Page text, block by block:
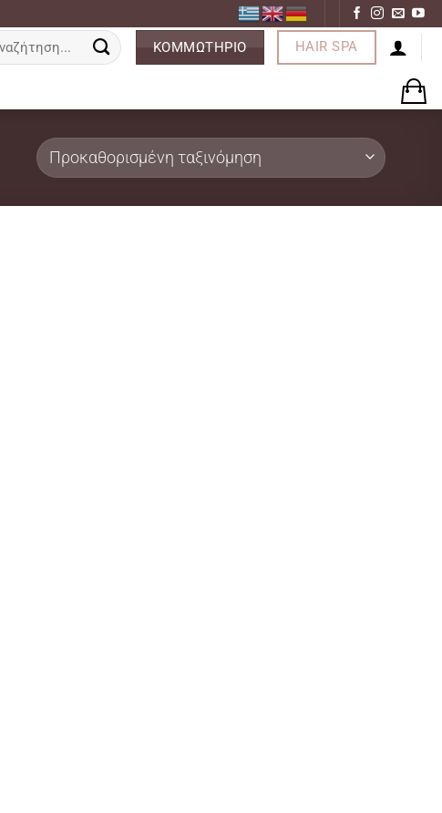
ΚΟΜΜΩΤΗΡΙΟ HAIR SPA